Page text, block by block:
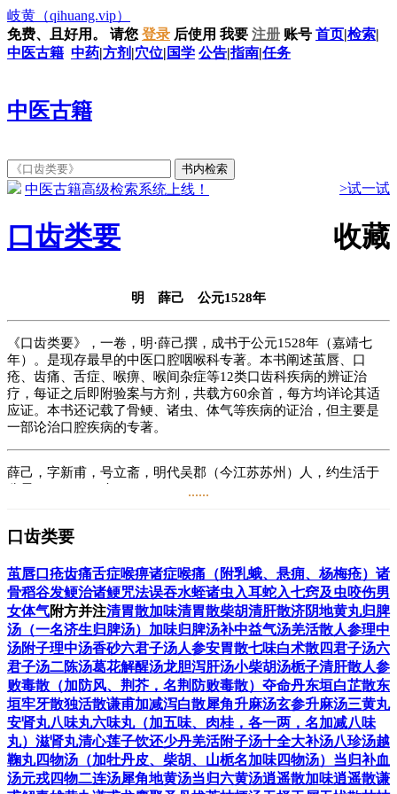
岐黄 （qihuang.vip）
免费、且好用。
请您 登录 后使用 我要 注册 账号 首页|检索|
中医古籍 中药|方剂 |穴位| 国学 公告|指南|任务
中医古籍
中医古籍高级检索系统上线！ >试一试
口齿类要 收藏
明 薛己 公元1528年
《口齿类要》，一卷，明·薛己撰，成书于公元1528年（嘉靖七
年）。是现存最早的中医口腔咽喉科专著。本书阐述茧唇、口
疮、齿痛、舌症、喉痹、喉间杂症等12类口齿科疾病的辨证治
疗，每证之后即附验案与方剂，共载方60余首，每方均详论其适
应证。本书还记载了骨鲠、诸虫、体气等疾病的证治，但主要是
一部论治口腔疾病的专著。
薛己，字新甫，号立斋，明代吴郡（今江苏苏州）人，约生活于
科，在学术上能旁通诸家。正德年间，选为御医，擢太医院判。
降火，有的医者动辄恣用寒凉之剂克伐生气，对此流弊，薛己提
出责疑：“世以脾虚误为肾虚，辄用黄柏、知母之类，反伤胃中生
气，害人多矣。”于是援引经旨，致力著述，潜心研究，立一家之
言，重视甘温以升发脾胃之阳气，临证注重脾与肾、命之辨证，
治疗用药以温补著称，对后世医家之温养理虚，颇多启发。
著有《内科摘要》《外科发挥》《外科枢要》《外科心法》等。
阅读2.8万+
......
口齿类要
茧唇口疮齿痛舌症喉痹诸症喉痛（附乳蛾、悬痈、杨梅疮） 诸
骨稻谷发鲠治诸鲠咒法误吞水蛭诸虫入耳蛇入七窍及虫咬伤男
女体气附方并注清胃散加味清胃散柴胡清肝散济阴地黄丸归脾
汤（一名济生归脾汤） 加味归脾汤补中益气汤羌活散人参理中
汤附子理中汤香砂六君子汤人参安胃散七味白术散四君子汤六
君子汤二陈汤葛花解醒汤龙胆泻肝汤小柴胡汤栀子清肝散人参
败毒散（加防风、荆芥，名荆防败毒散） 夺命丹东垣白芷散东
垣牢牙散独活散谦甫加减泻白散犀角升麻汤玄参升麻汤三黄丸
安肾丸八味丸六味丸（加五味、肉桂，各一两，名加减八味
丸） 滋肾丸清心莲子饮还少丹羌活附子汤十全大补汤八珍汤越
鞠丸四物汤（加牡丹皮、柴胡、山栀名加味四物汤） 当归补血
汤元戎四物二连汤犀角地黄汤当归六黄汤逍遥散加味逍遥散谦